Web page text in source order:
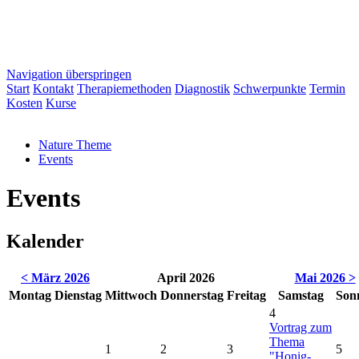
Navigation überspringen
Start Kontakt Therapiemethoden Diagnostik Schwerpunkte Termin
Kosten Kurse
Nature Theme
Events
Events
Kalender
< März 2026 April 2026
Mai 2026 >
Montag Dienstag Mittwoch Donnerstag Freitag Samstag So
1 2 3
4
Vortrag zum
Thema
"Honig-
5